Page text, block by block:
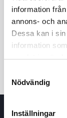
information
annons- och
Dessa kan i
information
samlat in när
Nödvändig
Inställningar